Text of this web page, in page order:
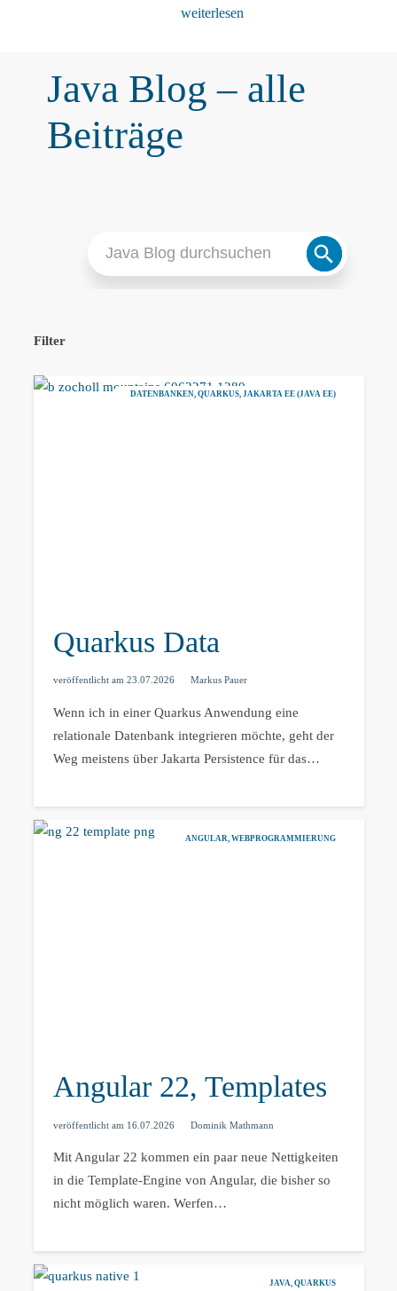
weiterlesen
Java Blog – alle
Beiträge
Search
Button
Filter
DATENBANKEN, QUARKUS, JAKARTA EE (JAVA EE)
Quarkus Data
veröffentlicht am 23.07.2026 Markus Pauer
Wenn ich in einer Quarkus Anwendung eine
relationale Datenbank integrieren möchte, geht der
Weg meistens über Jakarta Persistence für das…
ANGULAR WEBPROGRAMMIERUNG
Angular 22, Templates
veröffentlicht am 16.07.2026 Dominik Mathmann
Mit Angular 22 kommen ein paar neue Nettigkeiten
in die Template-Engine von Angular, die bisher so
nicht möglich waren. Werfen…
JAVA, QUARKUS